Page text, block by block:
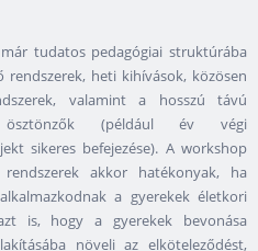
tudatos pedagógiai struktúrába
heti kihívások, közösen
valamint a hosszú távú
ösztönzők (például év végi
sikeres befejezése). A workshop
akkor hatékonyak, ha
a gyerekek életkori
is, hogy a gyerekek bevonása
növeli az elköteleződést,